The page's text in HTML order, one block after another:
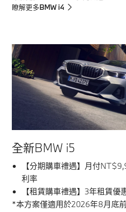
瞭解更多BMW i4
全新BMW i5
【分期購車禮遇】月付
利率
【租賃購車禮遇】3年租賃優
*本方案僅適用於2026年8月底